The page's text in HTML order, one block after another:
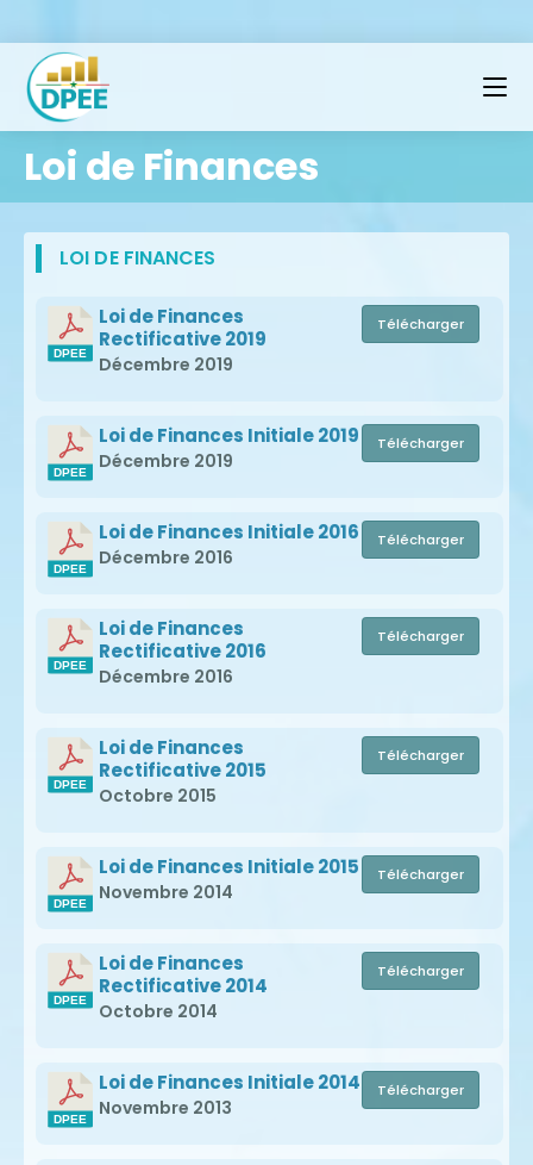
Loi de Finances
LOI DE FINANCES
Loi de Finances
Rectificative 2019
Décembre 2019
Télécharger
Loi de Finances Initiale 2019
Décembre 2019
Télécharger
Loi de Finances Initiale 2016
Décembre 2016
Télécharger
Loi de Finances
Rectificative 2016
Décembre 2016
Télécharger
Loi de Finances
Rectificative 2015
Octobre 2015
Télécharger
Loi de Finances Initiale 2015
Novembre 2014
Télécharger
Loi de Finances
Rectificative 2014
Octobre 2014
Télécharger
Loi de Finances Initiale 2014
Novembre 2013
Télécharger